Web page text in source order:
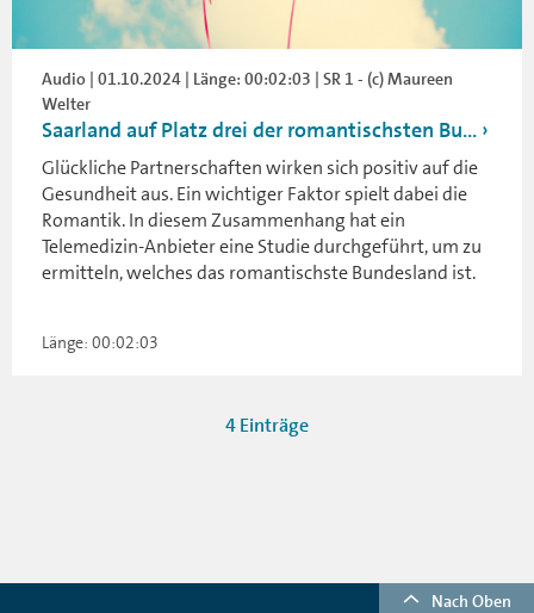
Audio | 01.10.2024 | Länge: 00:02:03 | SR 1 - (c) Maureen
Welter
Saarland auf Platz drei der romantischsten Bu...
Glückliche Partnerschaften wirken sich positiv auf die
Gesundheit aus. Ein wichtiger Faktor spielt dabei die
Romantik. In diesem Zusammenhang hat ein
Telemedizin-Anbieter eine Studie durchgeführt, um zu
ermitteln, welches das romantischste Bundesland ist.
Länge: 00:02:03
4 Einträge
Nach Oben